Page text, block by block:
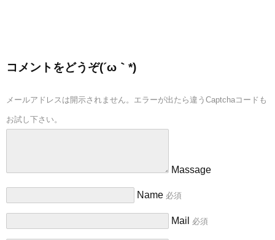
コメントをどうぞ(´ω｀*)
メールアドレスは開示されません。エラーが出たら違うCaptchaコードも
お試し下さい。
Massage
Name 必須
Mail 必須